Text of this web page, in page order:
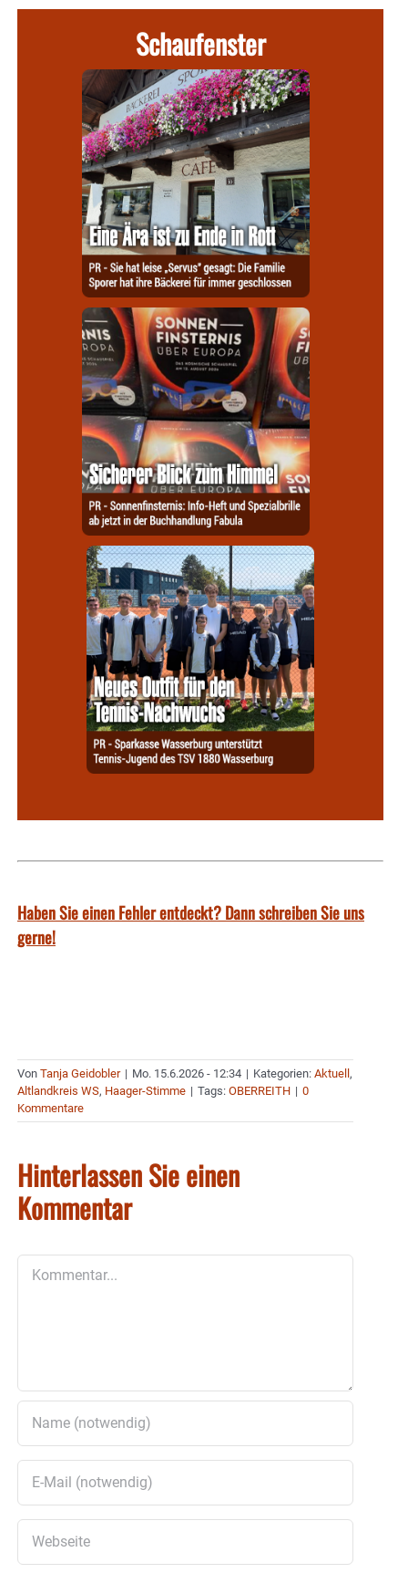
Schaufenster
Haben Sie einen Fehler entdeckt? Dann schreiben Sie uns
gerne!
Von Tanja Geidobler | Mo. 15.6.2026 - 12:34 | Kategorien: Aktuell,
Altlandkreis WS, Haager-Stimme | Tags: OBERREITH | 0
Kommentare
Hinterlassen Sie einen
Kommentar